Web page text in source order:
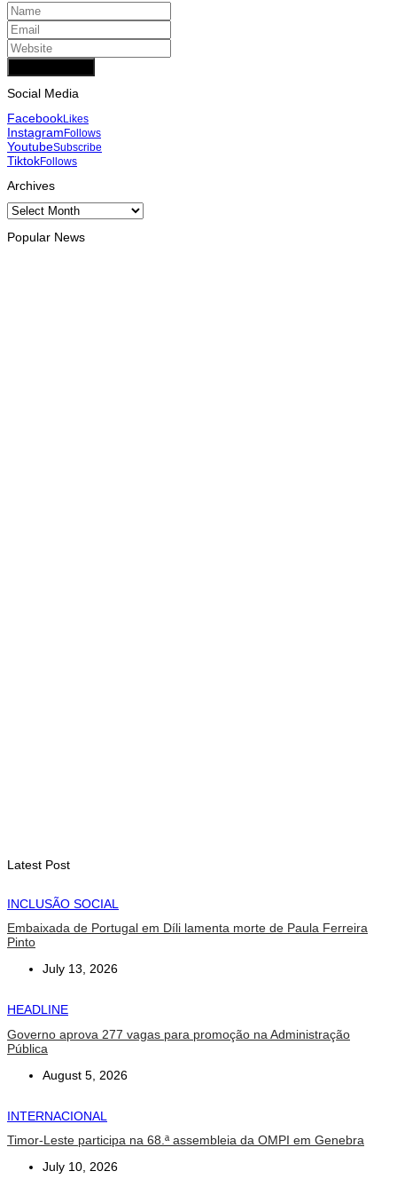
Social Media
FacebookLikes
InstagramFollows
YoutubeSubscribe
TiktokFollows
Archives
Archives
Popular News
Latest Post
INCLUSÃO SOCIAL
Embaixada de Portugal em Díli lamenta morte de Paula Ferreira
Pinto
July 13, 2026
HEADLINE
Governo aprova 277 vagas para promoção na Administração
Pública
August 5, 2026
INTERNACIONAL
Timor-Leste participa na 68.ª assembleia da OMPI em Genebra
July 10, 2026